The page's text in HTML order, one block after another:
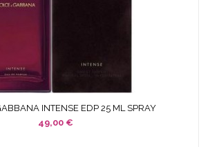
INTENSE EDP 25 ML SPRAY
49,00 €